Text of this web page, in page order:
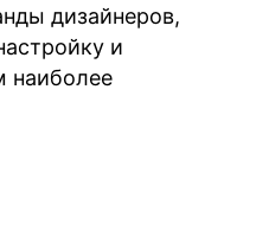
дизайнеров,
и
наиболее